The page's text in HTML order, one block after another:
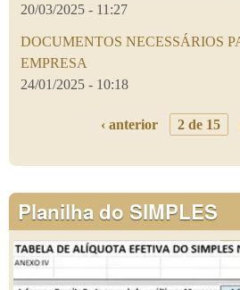
20/03/2025 - 11:27
DOCUMENTOS NECESSÁRIOS
EMPRESA
24/01/2025 - 10:18
‹ anterior 2 de 15
Planilha do SIMPLES